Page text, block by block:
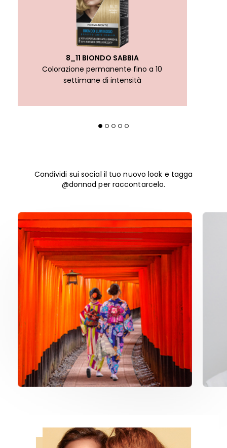
8_11 BIONDO SABBIA
Colorazione permanente fino a 10
settimane di intensità
Condividi sui social il tuo nuovo look e tagga
@donnad per raccontarcelo.